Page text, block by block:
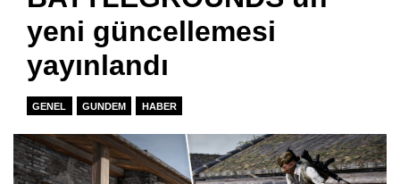
yeni güncellemesi
yayınlandı
GENEL GUNDEM HABER